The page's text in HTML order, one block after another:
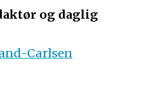
og daglig
Carlsen